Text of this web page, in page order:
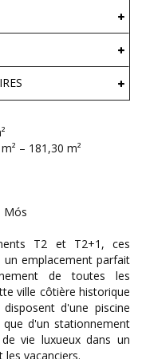
– 181,30 m²
Mós
T2 et T2+1, ces
emplacement parfait
de toutes les
ville côtière historique
d'une piscine
d'un stationnement
vie luxueux dans un
vacanciers.